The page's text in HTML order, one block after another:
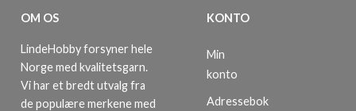
OM OS
LindeHobby forsyner hele
Norge med kvalitetsgarn.
Vi har et bredt utvalg fra
de populære merkene med
KONTO
Min
konto
Adressebok